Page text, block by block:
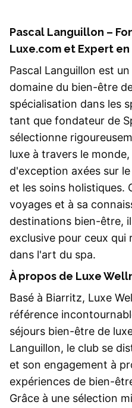
Pascal Languillon –
Luxe.com et Expert en
Pascal Languillon est
domaine du bien-être
spécialisation dans les
tant que fondateur de
sélectionne
luxe à travers le
d'exception axées sur
et les soins holistiques.
voyages et à sa
destinations bien-être,
exclusive pour ceux
dans l'art du spa.
À propos de Luxe
Basé à Biarritz, Luxe
référence
séjours bien-être de
Languillon, le club se
et son engagement à
expériences de bien-
Grâce à une sélection